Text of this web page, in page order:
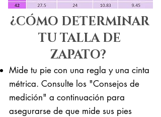
¿CÓMO DETERMINAR
TU TALLA DE
ZAPATO?
Mide tu pie con una regla y una cinta
métrica. Consulte los "Consejos de
medición" a continuación para
asegurarse de que mide sus pies